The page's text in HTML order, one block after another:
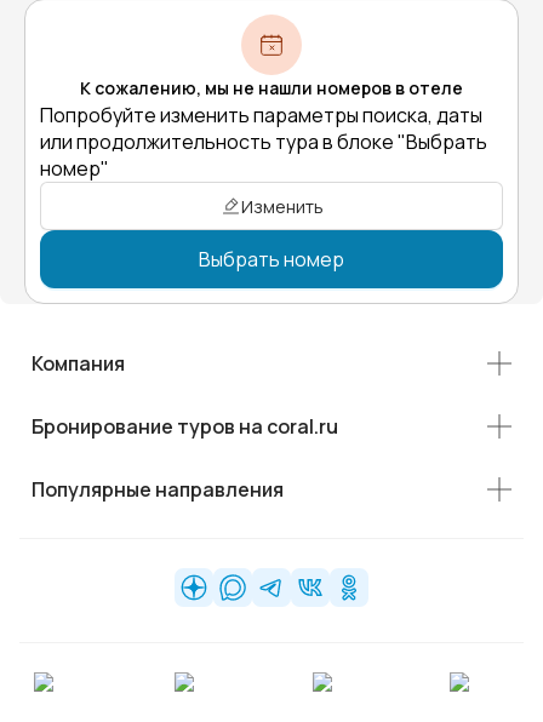
К сожалению, мы не нашли номеров в отеле
Попробуйте изменить параметры поиска, даты
или продолжительность тура в блоке "Выбрать
номер"
Изменить
Выбрать номер
Компания
Бронирование туров на coral.ru
Популярные направления